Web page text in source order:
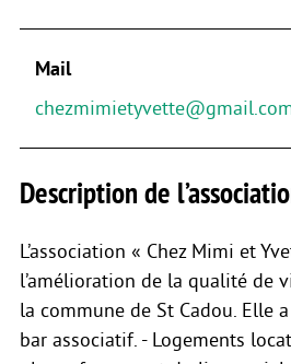
Mail
Description de
L’association « Chez Mimi et
l’amélioration de la qualité de
la commune de St Cadou. Elle
bar associatif. - Logements